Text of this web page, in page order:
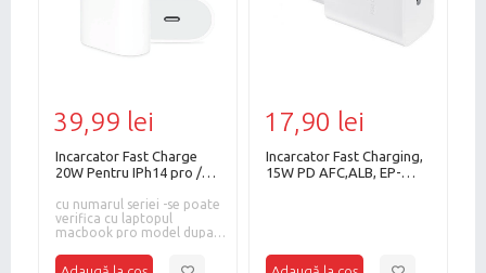
39,99 lei
Incarcator Fast Charge
20W Pentru IPh14 pro /14
/12pro/12promax/BLSTR
cu numarul seriei -se poate
verifica cu laptopul
macbook pro model dupa
17,90 lei
Incarcator Fast Charging,
15W PD AFC,ALB, EP-